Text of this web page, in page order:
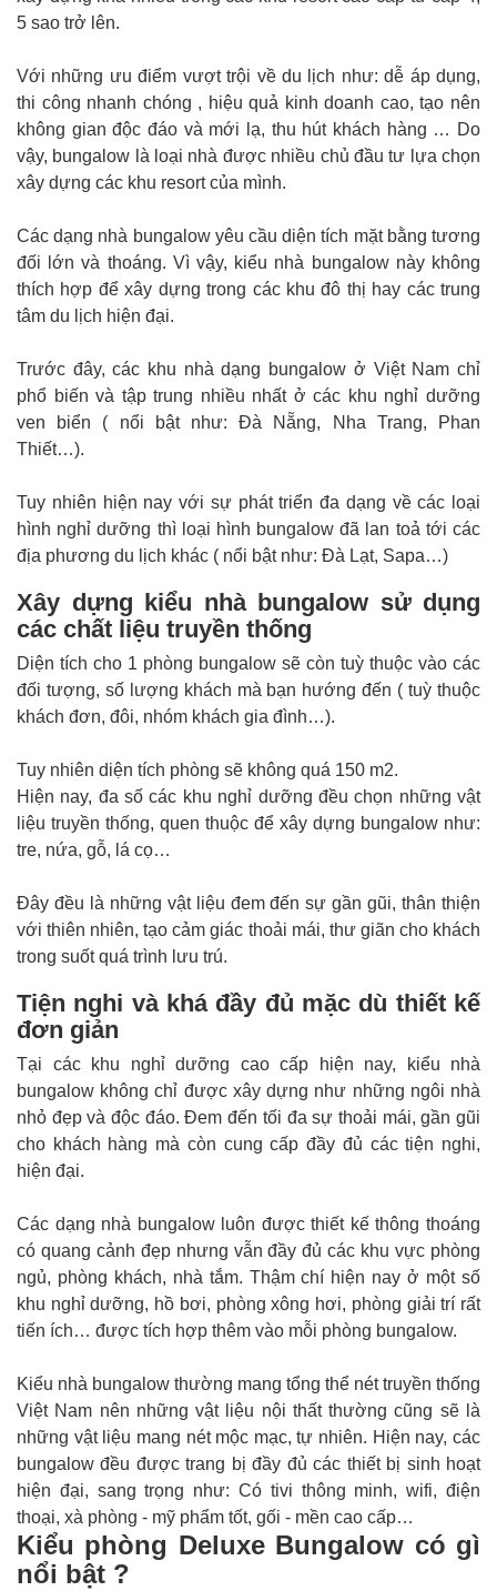
5 sao trở lên.
Với những ưu điểm vượt trội về du lịch như: dễ áp dụng,
thi công nhanh chóng , hiệu quả kinh doanh cao, tạo nên
không gian độc đáo và mới lạ, thu hút khách hàng … Do
vậy, bungalow là loại nhà được nhiều chủ đầu tư lựa chọn
xây dựng các khu resort của mình.
Các dạng nhà bungalow yêu cầu diện tích mặt bằng tương
đối lớn và thoáng. Vì vậy, kiểu nhà bungalow này không
thích hợp để xây dựng trong các khu đô thị hay các trung
tâm du lịch hiện đại.
Trước đây, các khu nhà dạng bungalow ở Việt Nam chỉ
phổ biến và tập trung nhiều nhất ở các khu nghỉ dưỡng
ven biển ( nổi bật như: Đà Nẵng, Nha Trang, Phan
Thiết…).
Tuy nhiên hiện nay với sự phát triển đa dạng về các loại
hình nghỉ dưỡng thì loại hình bungalow đã lan toả tới các
địa phương du lịch khác ( nổi bật như: Đà Lạt, Sapa…)
Xây dựng kiểu nhà bungalow sử dụng
các chất liệu truyền thống
Diện tích cho 1 phòng bungalow sẽ còn tuỳ thuộc vào các
đối tượng, số lượng khách mà bạn hướng đến ( tuỳ thuộc
khách đơn, đôi, nhóm khách gia đình…).
Tuy nhiên diện tích phòng sẽ không quá 150 m2.
Hiện nay, đa số các khu nghỉ dưỡng đều chọn những vật
liệu truyền thống, quen thuộc để xây dựng bungalow như:
tre, nứa, gỗ, lá cọ…
Đây đều là những vật liệu đem đến sự gần gũi, thân thiện
với thiên nhiên, tạo cảm giác thoải mái, thư giãn cho khách
trong suốt quá trình lưu trú.
Tiện nghi và khá đầy đủ mặc dù thiết kế
đơn giản
Tại các khu nghỉ dưỡng cao cấp hiện nay, kiểu nhà
bungalow không chỉ được xây dựng như những ngôi nhà
nhỏ đẹp và độc đáo. Đem đến tối đa sự thoải mái, gần gũi
cho khách hàng mà còn cung cấp đầy đủ các tiện nghi,
hiện đại.
Các dạng nhà bungalow luôn được thiết kế thông thoáng
có quang cảnh đẹp nhưng vẫn đầy đủ các khu vực phòng
ngủ, phòng khách, nhà tắm. Thậm chí hiện nay ở một số
khu nghỉ dưỡng, hồ bơi, phòng xông hơi, phòng giải trí rất
tiến ích… được tích hợp thêm vào mỗi phòng bungalow.
Kiểu nhà bungalow thường mang tổng thể nét truyền thống
Việt Nam nên những vật liệu nội thất thường cũng sẽ là
những vật liệu mang nét mộc mạc, tự nhiên. Hiện nay, các
bungalow đều được trang bị đầy đủ các thiết bị sinh hoạt
hiện đại, sang trọng như: Có tivi thông minh, wifi, điện
thoại, xà phòng - mỹ phẩm tốt, gối - mền cao cấp…
Kiểu phòng Deluxe Bungalow có gì
nổi bật ?